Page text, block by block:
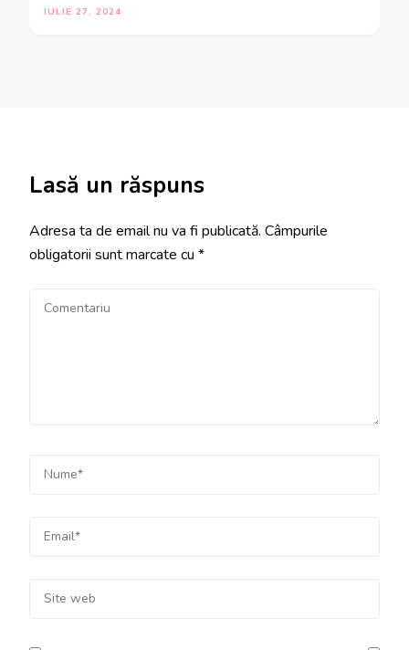
IULIE 27, 2024
Lasă un răspuns
Adresa ta de email nu va fi publicată. Câmpurile
obligatorii sunt marcate cu *